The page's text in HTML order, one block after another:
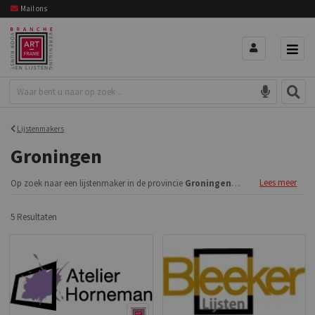
Mail ons
Lijstenmakers
Groningen
Op zoek naar een lijstenmaker in de provincie Groningen? Vind een Art-
Lees meer
5 Resultaten